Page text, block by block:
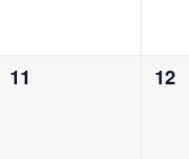
0
11
0
12